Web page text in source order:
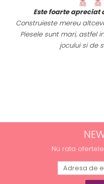
Este foarte apreciat
Construieste mereu
Piesele sunt mari, astfel
jocului si de
Nu rata